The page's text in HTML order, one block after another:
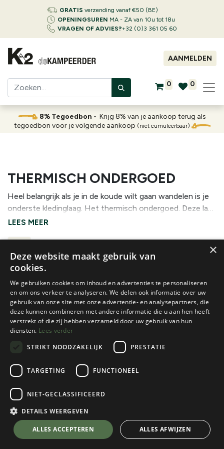
GRATIS verzending vanaf €50 (BE)
OPENINGSUREN MA - ZA van 10u tot 18u
VRAGEN OF ADVIES?+32 (0)3 361 05 60
AANMELDEN
0 0
8% Tegoedbon - Krijg 8% van je aankoop terug als
tegoedbon voor je volgende aankoop (niet cumuleerbaar)
THERMISCH ONDERGOED
Heel belangrijk als je in de koude wilt gaan wandelen is je
onderste kledinglaag. Het thermisch ondergoed. Deze laag
zorgt ervoor dat je warm en droog blijft. Thermische
uit merinowol. Tegenwoordig kies je uit allerlei modellen en
kleuren.
Graag nog meer informatie over het lagensysteem?
HET DRIELAGENSYSTEEM
Icebreaker
200 OASIS LONG SLEEVE
CREWE HEREN
7 color(s) available
€ 99,95
Smartwool
€ 124,95
×
Deze website maakt gebruik van
cookies.
We gebruiken cookies om inhoud en advertenties te personaliseren
en om ons verkeer te analyseren. We delen ook informatie over uw
gebruik van onze site met onze advertentie- en analysepartners, die
deze kunnen combineren met andere informatie die u aan hen heeft
verstrekt of die zij hebben verzameld door uw gebruik van hun
diensten. Lees verder
STRIKT NOODZAKELIJK
PRESTATIE
TARGETING FUNCTIONEEL
NIET-GECLASSIFICEERD
DETAILS WEERGEVEN
ALLES ACCEPTEREN ALLES AFWIJZEN